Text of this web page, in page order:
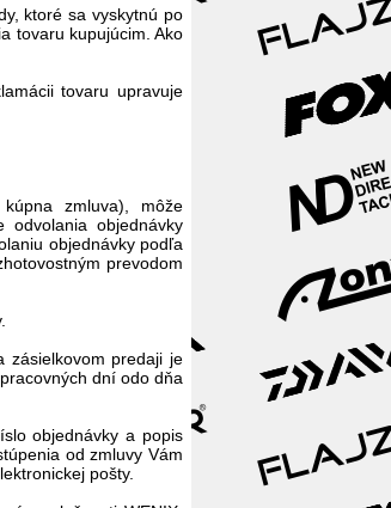
ktoré sa vyskytnú po
tovaru kupujúcim. Ako
tovaru upravuje
zmluva), môže
odvolania objednávky
objednávky podľa
prevodom
zásielkovom predaji je
dní odo dňa
objednávky a popis
od zmluvy Vám
pošty.